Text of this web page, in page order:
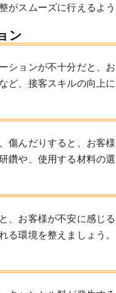
スムーズに行えるよう
ン
ションが不十分だと、
、接客スキルの向上に
傷んだりすると、お客
や、使用する材料の
、お客様が不安に感じ
る環境を整えましょう。